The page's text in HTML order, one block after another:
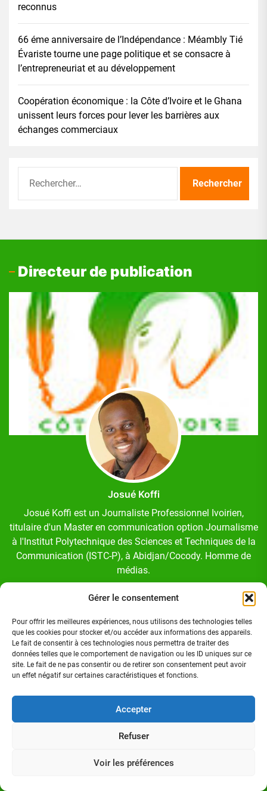
Gérer le consentement
Pour offrir les meilleures expériences, nous utilisons des technologies telles
que les cookies pour stocker et/ou accéder aux informations des appareils.
Le fait de consentir à ces technologies nous permettra de traiter des
données telles que le comportement de navigation ou les ID uniques sur ce
site. Le fait de ne pas consentir ou de retirer son consentement peut avoir
un effet négatif sur certaines caractéristiques et fonctions.
Accepter
Refuser
Voir les préférences
reconnus
66 éme anniversaire de l’Indépendance : Méambly Tié
Évariste tourne une page politique et se consacre à
l’entrepreneuriat et au développement
Coopération économique : la Côte d’Ivoire et le Ghana
unissent leurs forces pour lever les barrières aux
échanges commerciaux
Directeur de publication
Josué Koffi
Josué Koffi est un Journaliste Professionnel Ivoirien,
titulaire d'un Master en communication option Journalisme
à l'Institut Polytechnique des Sciences et Techniques de la
Communication (ISTC-P), à Abidjan/Cocody. Homme de
médias.
Suivez-nous sur: